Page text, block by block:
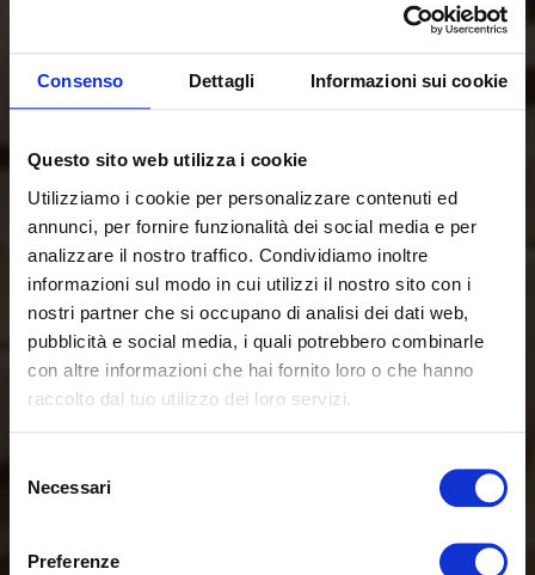
Consenso Dettagli Informazioni sui cookie
Questo sito web utilizza i cookie
Utilizziamo i cookie per personalizzare contenuti ed
annunci, per fornire funzionalità dei social media e per
analizzare il nostro traffico. Condividiamo inoltre
informazioni sul modo in cui utilizzi il nostro sito con i
nostri partner che si occupano di analisi dei dati web,
pubblicità e social media, i quali potrebbero combinarle
con altre informazioni che hai fornito loro o che hanno
raccolto dal tuo utilizzo dei loro servizi.
delNecessari
Preferenze